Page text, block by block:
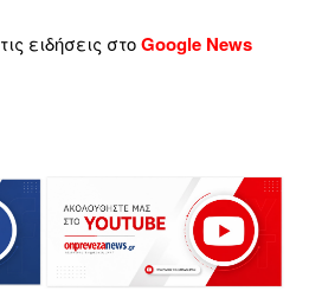
τις ειδήσεις στοGoogle News